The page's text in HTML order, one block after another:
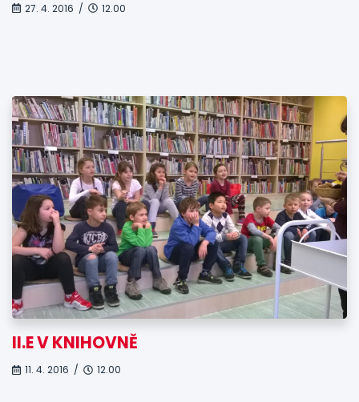
27. 4. 2016 / 12.00
II.E V KNIHOVNĚ
11. 4. 2016 / 12.00